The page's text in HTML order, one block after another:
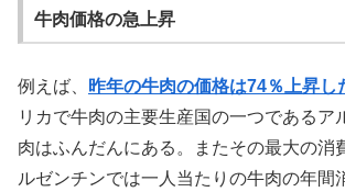
牛肉価格の急上昇
例えば、 昨年の牛肉の価格は74％上昇し
リカで牛肉の主要生産国の一つであるア
肉はふんだんにある。またその最大の消
ルゼンチンでは一人当たりの牛肉の年間